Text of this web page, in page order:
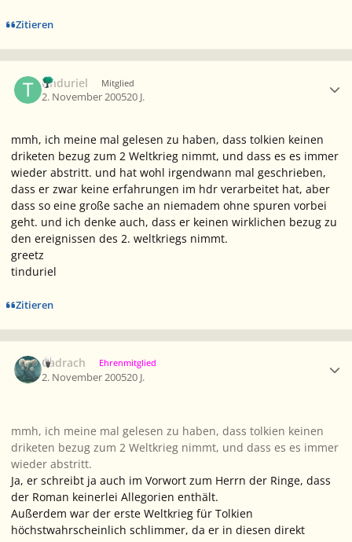
Zitieren
tinduriel Mitglied
2. November 200520 J.
mmh, ich meine mal gelesen zu haben, dass tolkien keinen
driketen bezug zum 2 Weltkrieg nimmt, und dass es es immer
wieder abstritt. und hat wohl irgendwann mal geschrieben,
dass er zwar keine erfahrungen im hdr verarbeitet hat, aber
dass so eine große sache an niemadem ohne spuren vorbei
geht. und ich denke auch, dass er keinen wirklichen bezug zu
den ereignissen des 2. weltkriegs nimmt.
greetz
tinduriel
Zitieren
Cadrach Ehrenmitglied
2. November 200520 J.
mmh, ich meine mal gelesen zu haben, dass tolkien keinen
driketen bezug zum 2 Weltkrieg nimmt, und dass es es immer
wieder abstritt.
Ja, er schreibt ja auch im Vorwort zum Herrn der Ringe, dass
der Roman keinerlei Allegorien enthält.
Außerdem war der erste Weltkrieg für Tolkien
höchstwahrscheinlich schlimmer, da er in diesen direkt